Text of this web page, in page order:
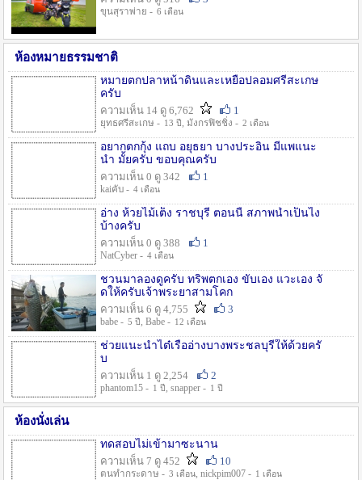
ขุนสุราพ่าย - 6 เดือน
ห้องหมายธรรมชาติ
หมายตกปลาหน้าดินและเหยื่อปลอมศรีสะเกษ
ครับ
ความเห็น 14 ดู 6,762
1
ยุทธศรีสะเกษ - 13 ปี , มังกรฟิชชิ่ง - 2 เดือน
อยากตกกุ้ง แถบ อยุธยา บางประอิน มีแพแนะ
นำ มั้ยครับ ขอบคุณครับ
ความเห็น 0 ดู 342
1
kaiคับ - 4 เดือน
อ่าง ห้วยไม้เต็ง ราชบุรี ตอนนี้ สภาพน้ำเป็นไง
บ้างครับ
ความเห็น 0 ดู 388
1
NatCyber - 4 เดือน
ชวนมาลองดูครับ ทริพตกเอง ขับเอง แวะเอง จั
ดให้ครับเจ้าพระยาสามโคก
ความเห็น 6 ดู 4,755
3
babe - 5 ปี , Babe - 12 เดือน
ช่วยแนะนำไต๋เรืออ่างบางพระชลบุรีให้ด้วยครั
บ
ความเห็น 1 ดู 2,254
2
phantom15 - 1 ปี , snapper - 1 ปี
ห้องนั่งเล่น
ทดสอบไม่เข้ามาซะนาน
ความเห็น 7 ดู 452
10
ตนทำกระดาษ - 3 เดือน, nickpim007 - 1 เดือน